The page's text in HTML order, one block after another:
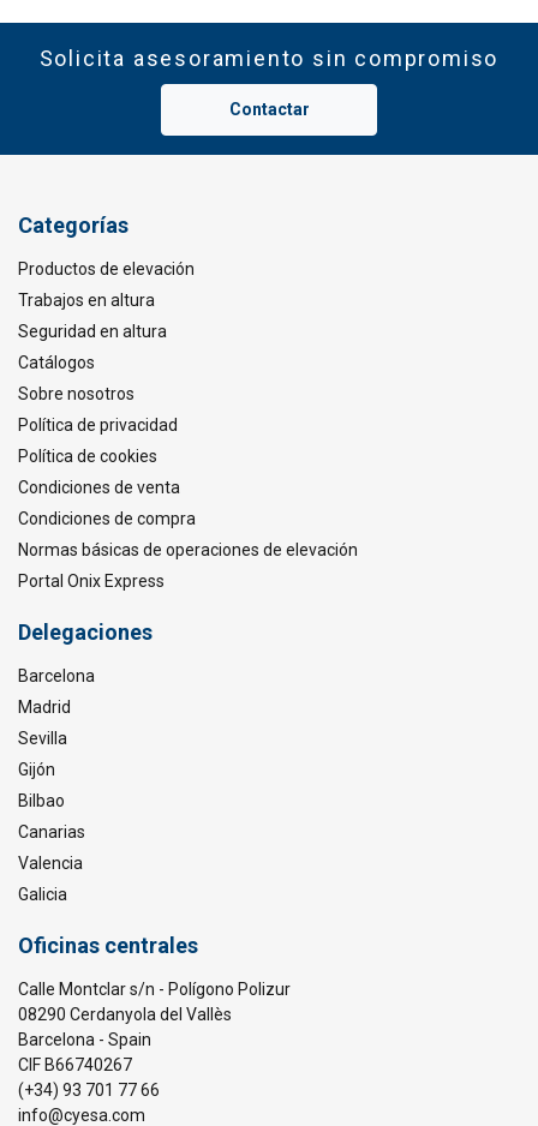
Solicita asesoramiento sin compromiso
Contactar
Categorías
Productos de elevación
Trabajos en altura
Seguridad en altura
Catálogos
Sobre nosotros
Política de privacidad
Política de cookies
Condiciones de venta
Condiciones de compra
Normas básicas de operaciones de elevación
Portal Onix Express
Delegaciones
Barcelona
Madrid
Sevilla
Gijón
Bilbao
Canarias
Valencia
Galicia
Oficinas centrales
Calle Montclar s/n - Polígono Polizur
08290 Cerdanyola del Vallès
Barcelona - Spain
CIF B66740267
(+34) 93 701 77 66
info@cyesa.com